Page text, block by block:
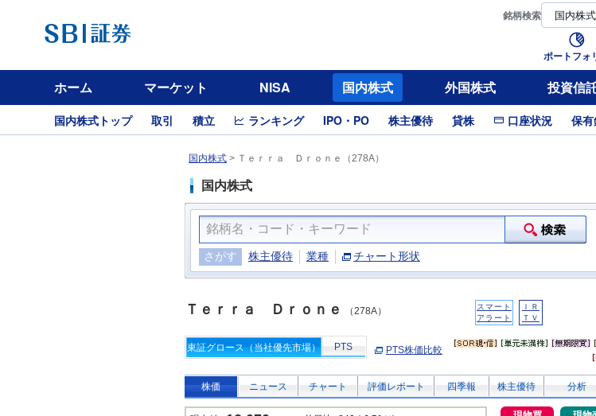
銘柄検索
ポートフォ
ホーム マーケット NISA 国内株式 外国株式 投資信
国内株式トップ 取引 積立 ランキング IPO・PO 株主優待 貸株 口座状況 保
国内株式 > Ｔｅｒｒａ Ｄｒｏｎｅ（278A）
国内株式
さがす 株主優待 業種 チャート形状
Ｔｅｒｒａ Ｄｒｏｎｅ （278A）
スマート
アラート
ＩＲ
ＴＶ
東証グロース（当社優先市場） PTS PTS株価比較
株価 ニュース チャート 評価レポート 四季報 株主優待 分析